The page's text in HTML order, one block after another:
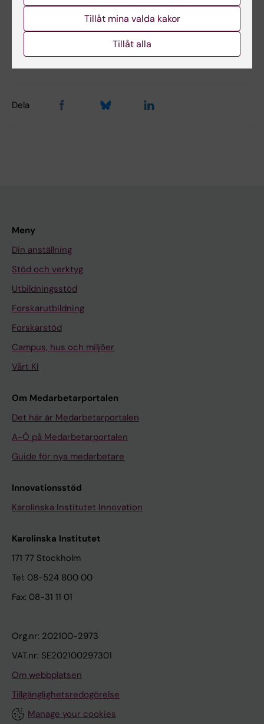
Innehållsgranskare:
Dela
Meny
Din anställning
Stöd och verktyg
Utbildningsstöd
Forskarutbildning
Forskarstöd
Campus, hus och miljöer
Vårt KI
Om Medarbetarportalen
Det här är Medarbetarportalen
A-Ö på Medarbetarportalen
Guide för nya medarbetare
Innovationsstöd
Karolinska Institutet Innovation
Karolinska Institutet
171 77 Stockholm
Tel: 08-524 800 00
Fax: 08-31 11 01
Org.nr: 202100-2973
VAT.nr: SE202100297301
Om webbplatsen
Tillgänglighetsredogörelse
Manage your cookies
Tillåt mina valda kakor
Tillåt alla